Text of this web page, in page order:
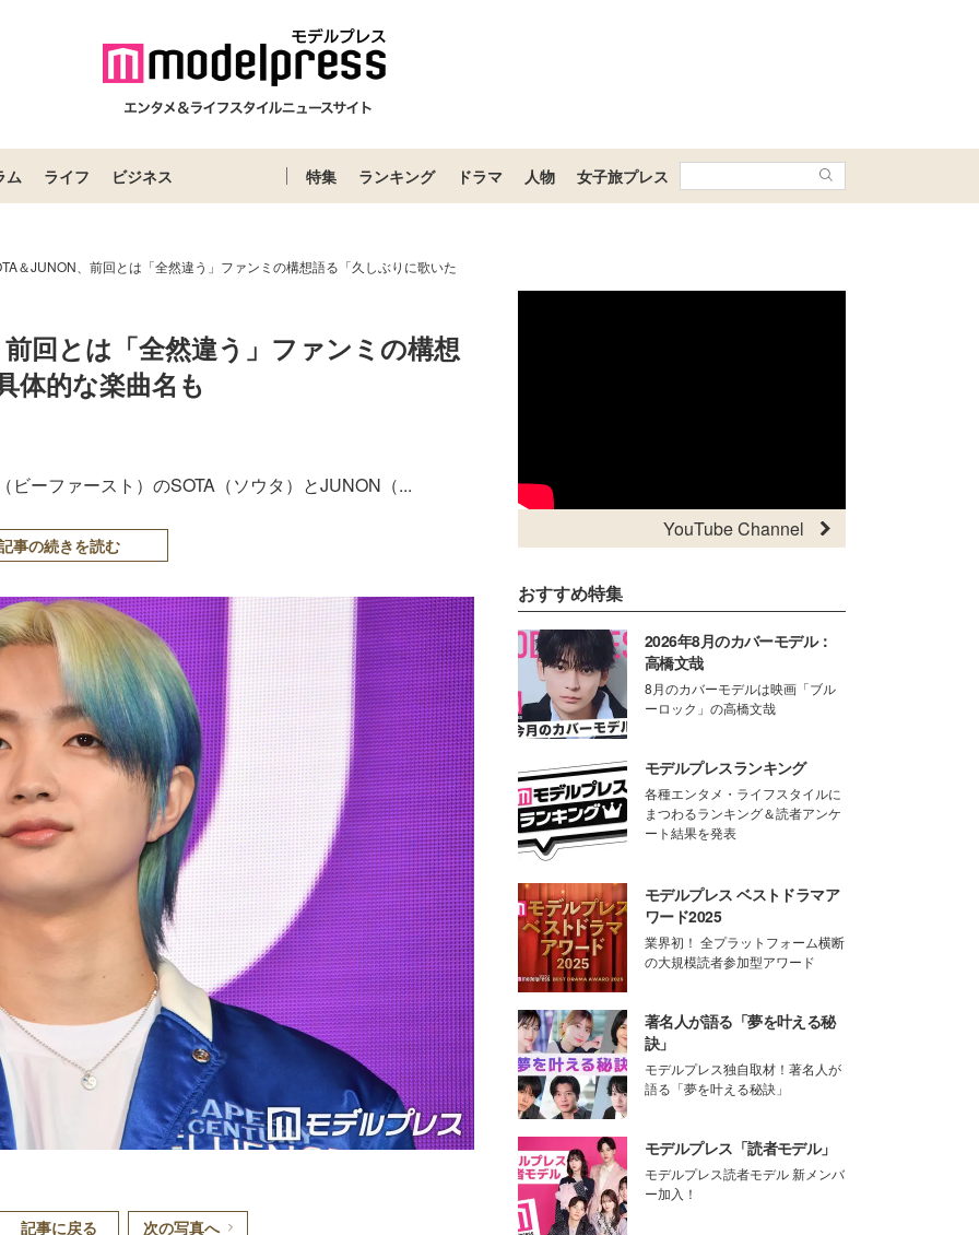
ム ライフ ビジネス 特集 ランキング ドラマ 人物 女子旅プレス
＆JUNON、前回とは「全然違う」ファンミの構想語る「久しぶりに歌いた
回とは「全然違う」ファンミの構想
体的な楽曲名も
ーファースト）のSOTA（ソウタ）とJUNON（...
事の続きを読む
記事に戻る 次の写真へ
YouTube Channel
おすすめ特集
2026年8月のカバーモデル：
高橋文哉
8月のカバーモデルは映画「ブル
ーロック」の高橋文哉
モデルプレスランキング
各種エンタメ・ライフスタイルに
まつわるランキング＆読者アンケ
ート結果を発表
モデルプレス ベストドラマア
ワード2025
業界初！ 全プラットフォーム横断
の大規模読者参加型アワード
著名人が語る「夢を叶える秘
訣」
モデルプレス独自取材！著名人が
語る「夢を叶える秘訣」
モデルプレス「読者モデル」
モデルプレス読者モデル 新メンバ
ー加入！